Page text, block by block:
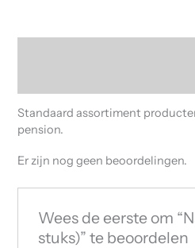
Standaard assortiment
pension.
Er zijn nog geen beoordelingen.
Wees de eerste om
stuks)” te beoordelen